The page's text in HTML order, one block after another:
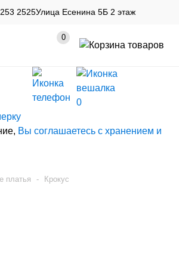
2525Улица Есенина 5Б 2 этаж
0
0
Вы соглашаетесь с хранением и
платья - Крокус